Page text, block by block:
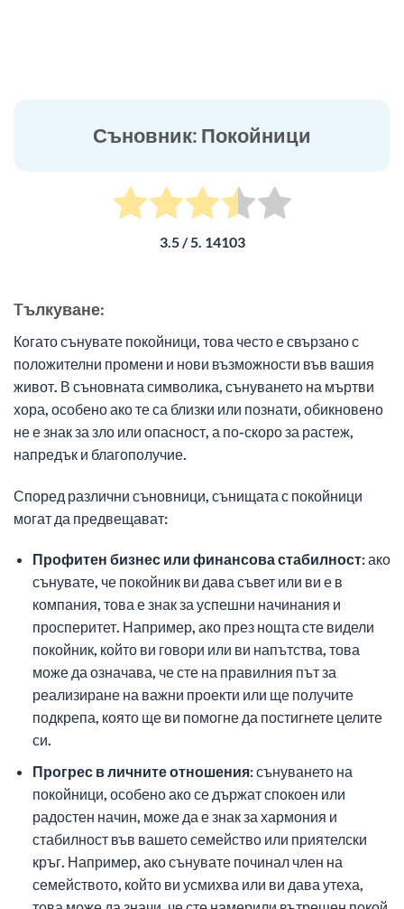
Съновник: Покойници
3.5/ 5. 14103
Tълкуване:
Когато сънувате покойници, това често е свързано с
положителни промени и нови възможности във вашия
живот. В съновната символика, сънуването на мъртви
хора, особено ако те са близки или познати, обикновено
не е знак за зло или опасност, а по-скоро за растеж,
напредък и благополучие.
Според различни съновници, сънищата с покойници
могат да предвещават:
Профитен бизнес или финансова стабилност:ако
сънувате, че покойник ви дава съвет или ви е в
компания, това е знак за успешни начинания и
просперитет. Например, ако през нощта сте видели
покойник, който ви говори или ви напътства, това
може да означава, че сте на правилния път за
реализиране на важни проекти или ще получите
подкрепа, която ще ви помогне да постигнете целите
си.
Прогрес в личните отношения:сънуването на
покойници, особено ако се държат спокоен или
радостен начин, може да е знак за хармония и
стабилност във вашето семейство или приятелски
кръг. Например, ако сънувате починал член на
семейството, който ви усмихва или ви дава утеха,